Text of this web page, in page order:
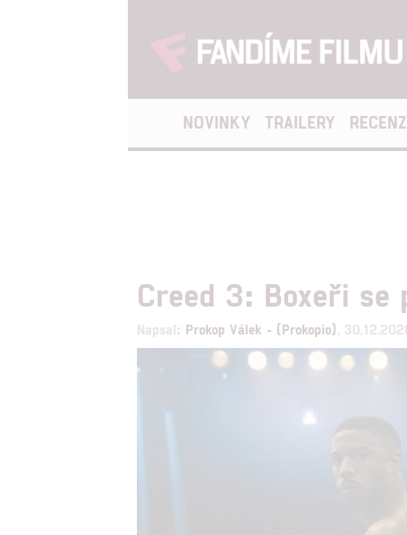
NOVINKY TRAILERY
Creed 3: Boxeři
Napsal: Prokop Válek - (Prokopio) ,